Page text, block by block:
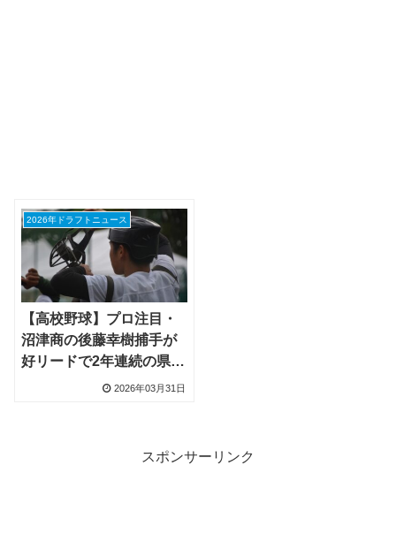
2026年ドラフトニュース
【高校野球】プロ注目・
沼津商の後藤幸樹捕手が
好リードで2年連続の県大
会出場、完封リレー演出
2026年03月31日
スポンサーリンク